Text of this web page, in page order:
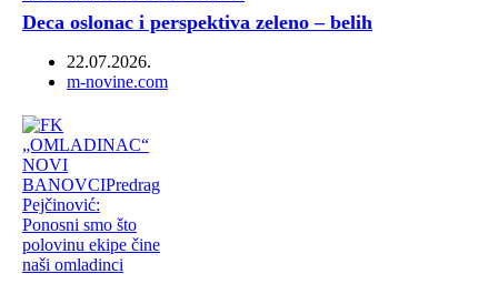
Deca oslonac i perspektiva zeleno – belih
22.07.2026.
Author
m-novine.com